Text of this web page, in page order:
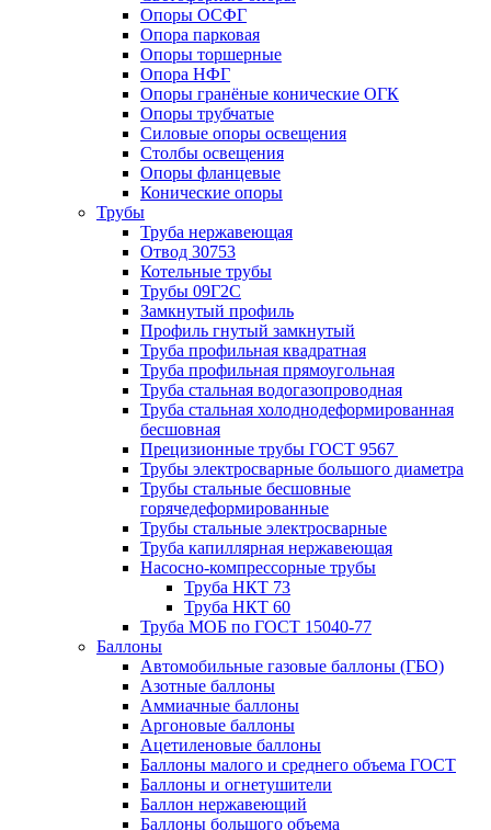
Опоры ОСФГ
Опора парковая
Опоры торшерные
Опора НФГ
Опоры гранёные конические ОГК
Опоры трубчатые
Силовые опоры освещения
Столбы освещения
Опоры фланцевые
Конические опоры
Трубы
Труба нержавеющая
Отвод 30753
Котельные трубы
Трубы 09Г2С
Замкнутый профиль
Профиль гнутый замкнутый
Труба профильная квадратная
Труба профильная прямоугольная
Труба стальная водогазопроводная
Труба стальная холоднодеформированная
бесшовная
Прецизионные трубы ГОСТ 9567
Трубы электросварные большого диаметра
Трубы стальные бесшовные
горячедеформированные
Трубы стальные электросварные
Труба капиллярная нержавеющая
Насосно-компрессорные трубы
Труба НКТ 73
Труба НКТ 60
Труба МОБ по ГОСТ 15040-77
Баллоны
Автомобильные газовые баллоны (ГБО)
Азотные баллоны
Аммиачные баллоны
Аргоновые баллоны
Ацетиленовые баллоны
Баллоны малого и среднего объема ГОСТ
Баллоны и огнетушители
Баллон нержавеющий
Баллоны большого объема